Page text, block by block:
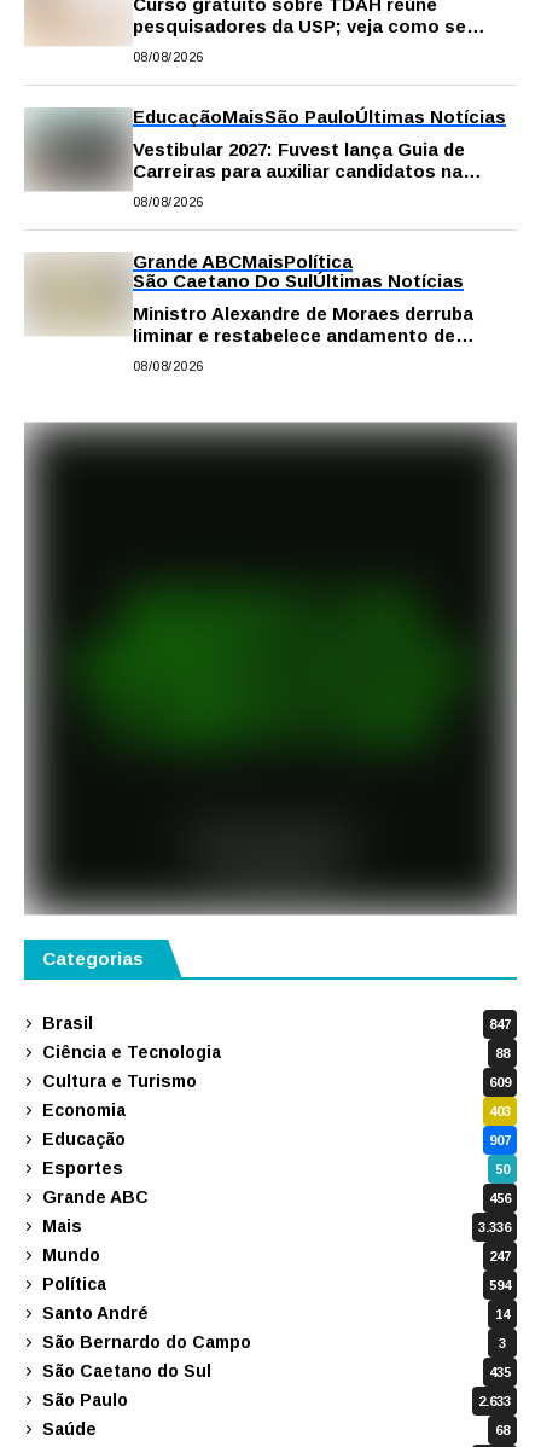
pesquisadores da USP; veja como se
inscrever
08/08/2026
EducaçãoMaisSão PauloÚltimas Notícias
Vestibular 2027: Fuvest lança Guia de
Carreiras para auxiliar candidatos na
escolha da profissão
08/08/2026
Grande ABCMaisPolítica
São Caetano Do SulÚltimas Notícias
Ministro Alexandre de Moraes derruba
liminar e restabelece andamento de
comissão processante contra vereador
08/08/2026
Categorias
Brasil 847
Ciência e Tecnologia 88
Cultura e Turismo 609
Economia 403
Educação 907
Esportes 50
Grande ABC 456
Mais 3.336
Mundo 247
Política 594
Santo André 14
São Bernardo do Campo 3
São Caetano do Sul 435
São Paulo 2.633
Saúde 68